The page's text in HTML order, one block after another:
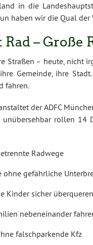
in die
haben wir die Qual der
– Große
Straßen – heute, nicht
Gemeinde, ihre
fahren.
der ADFC
rollen 14
Radwege
ohne gefährliche
Kinder sicher
nebeneinander
falschparkende Kfz